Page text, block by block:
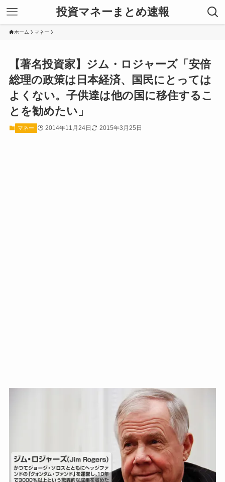
投資マネーまとめ速報
ホーム マネー
【著名投資家】ジム・ロジャーズ「安倍
総理の政策は日本経済、国民にとっては
よくない。子供達は他の国に移住するこ
とを勧めたい」
マネー 2014年11月24日 2015年3月25日